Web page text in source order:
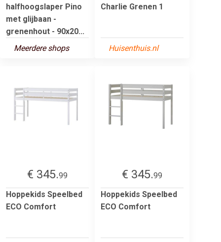
halfhoogslaper Pino
met glijbaan -
grenenhout - 90x20...
Meerdere shops
Charlie Grenen 1
Huisenthuis.nl
€ 345.99
Hoppekids Speelbed
ECO Comfort
€ 345.99
Hoppekids Speelbed
ECO Comfort